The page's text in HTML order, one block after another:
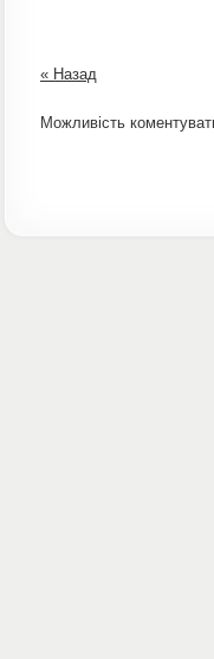
« Назад
Можливість